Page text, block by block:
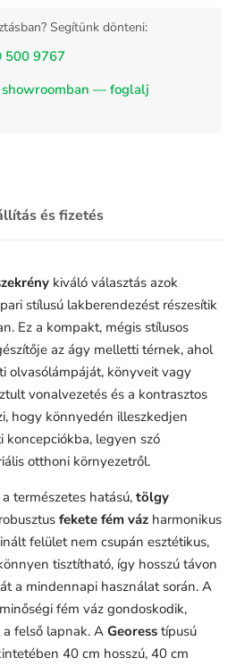
Segítünk dönteni:
500 9767
showroomban — foglalj
és fizetés
kiváló választás azok
stílusú lakberendezést részesítik
Ez a kompakt, mégis stílusos
az ágy melletti térnek, ahol
olvasólámpáját, könyveit vagy
vonalvezetés és a kontrasztos
hogy könnyedén illeszkedjen
koncepciókba, legyen szó
otthoni környezetről.
természetes hatású, tölgy
fekete fém váz harmonikus
felület nem csupán esztétikus,
tisztítható, így hosszú távon
a mindennapi használat során. A
fém váz gondoskodik,
felső lapnak. A Georess típusú
40 cm hosszú, 40 cm